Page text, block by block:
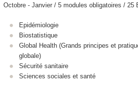
Octobre - Janvier / 5 modules obligatoires / 25
Epidémiologie
Biostatistique
Global Health (Grands principes et
globale)
Sécurité sanitaire
Sciences sociales et santé